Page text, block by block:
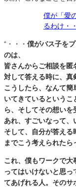
僕が「愛
るわけ・
“・・・ 僕がバス子を
のは、
皆さんからご相談を
対して答える時に、真
こうしたら、なんて
いてきているという
ら、そしてその想いを
あれ、すごいなって、
そして、自分が答える
までこう考えられたら
これ、僕もワークで
ってはいけないと思
てあげれる人。そのサ